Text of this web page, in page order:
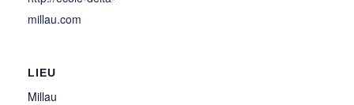
millau.com
LIEU
Millau